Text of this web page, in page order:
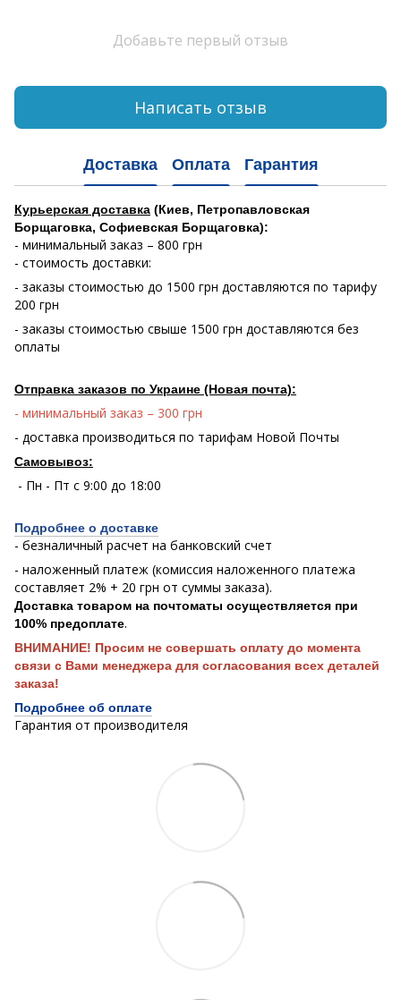
Добавьте первый отзыв
Написать отзыв
Доставка Оплата Гарантия
Курьерская доставка (Киев, Петропавловская
Борщаговка, Софиевская Борщаговка):
- минимальный заказ – 800 грн
- стоимость доставки:
- заказы стоимостью до 1500 грн доставляются по тарифу
200 грн
- заказы стоимостью свыше 1500 грн доставляются без
оплаты
Отправка заказов по Украине (Новая почта):
- минимальный заказ – 300 грн
- доставка производиться по тарифам Новой Почты
Самовывоз:
- Пн - Пт с 9:00 до 18:00
Подробнее о доставке
- безналичный расчет на банковский счет
- наложенный платеж (комиссия наложенного платежа
составляет 2% + 20 грн от суммы заказа).
Доставка товаром на почтоматы осуществляется при
100% предоплате.
ВНИМАНИЕ! Просим не совершать оплату до момента
связи с Вами менеджера для согласования всех деталей
заказа!
Подробнее об оплате
Гарантия от производителя